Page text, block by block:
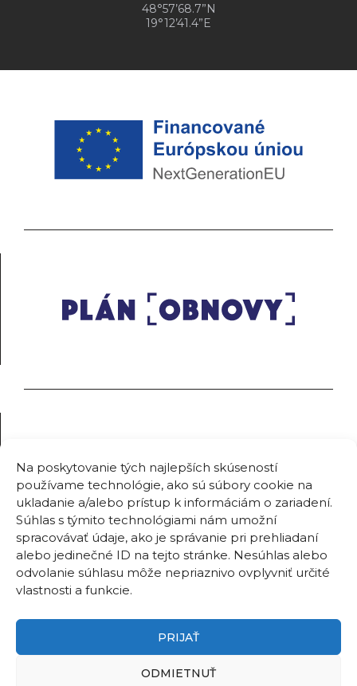
Na poskytovanie tých najlepších skúseností
používame technológie, ako sú súbory cookie na
ukladanie a/alebo prístup k informáciám o zariadení.
Súhlas s týmito technológiami nám umožní
spracovávať údaje, ako je správanie pri prehliadaní
alebo jedinečné ID na tejto stránke. Nesúhlas alebo
odvolanie súhlasu môže nepriaznivo ovplyvniť určité
vlastnosti a funkcie.
PRIJAŤ
ODMIETNUŤ
48°57’68.7”N
19°12’41.4”E